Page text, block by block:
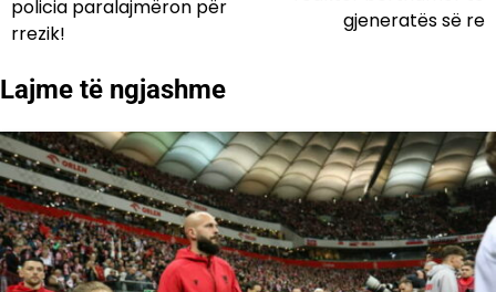
postimet
policia paralajmëron për
rrezik!
gjeneratës së re
Lajme të ngjashme